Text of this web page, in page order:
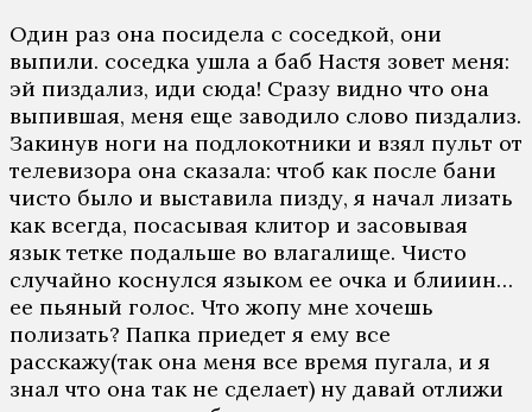
Один раз она посидела с соседкой, они
выпили. соседка ушла а баб Настя зовет меня:
эй пиздализ, иди сюда! Сразу видно что она
выпившая, меня еще заводило слово пиздализ.
Закинув ноги на подлокотники и взял пульт от
телевизора она сказала: чтоб как после бани
чисто было и выставила пизду, я начал лизать
как всегда, посасывая клитор и засовывая
язык тетке подальше во влагалище. Чисто
случайно коснулся языком ее очка и блииин…
ее пьяный голос. Что жопу мне хочешь
полизать? Папка приедет я ему все
расскажу(так она меня все время пугала, и я
знал что она так не сделает) ну давай отлижи